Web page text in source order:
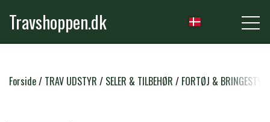
Travshoppen.dk
NYHEDER
Forside TRAV UDSTYR SELER & TILBEHØR FORTØJ &